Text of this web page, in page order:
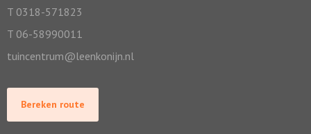
T 0318-571823
T 06-58990011
tuincentrum@leenkonijn.nl
Bereken route